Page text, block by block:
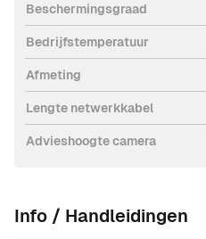
Beschermingsgraad
Bedrijfstemperatuur
Afmeting
Lengte netwerkkabel
Advieshoogte camera
Info / Handleidingen